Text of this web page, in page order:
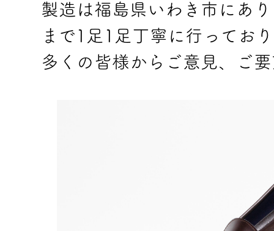
製造は福島県いわき市にあ
まで1足1足丁寧に行ってお
多くの皆様からご意見、ご